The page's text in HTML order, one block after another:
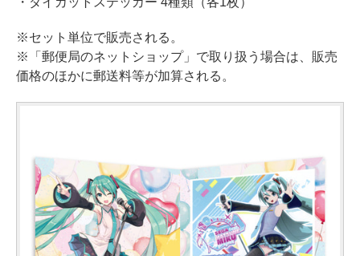
※セット単位で販売される。
※「郵便局のネットショップ」で取り扱う場合は、販売
価格のほかに郵送料等が加算される。